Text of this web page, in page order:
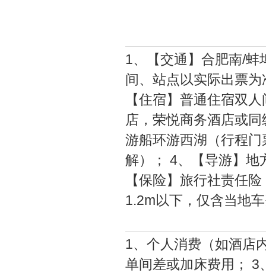
1、【交通】合肥南/蚌
间、站点以实际出票
【住宿】普通住宿双
店，荣悦商务酒店或
游船环游西湖（行程
解）； 4、【导游】地
【保险】旅行社责任
1.2m以下，仅含当地
1、个人消费（如酒店
单间差或加床费用； 3